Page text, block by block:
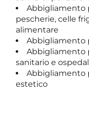
Abbigliamento
pescherie, celle
alimentare
Abbigliamento
Abbigliamento
sanitario e
Abbigliamento
estetico